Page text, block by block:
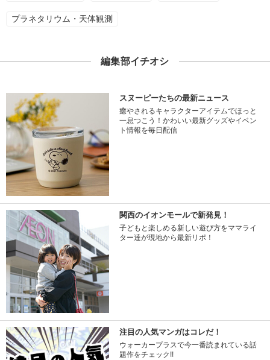
プラネタリウム・天体観測
編集部イチオシ
スヌーピーたちの最新ニュース
癒やされるキャラクターアイテムでほっと
一息つこう！かわいい最新グッズやイベン
ト情報を毎日配信
関西のイオンモールで新発見！
子どもと楽しめる新しい遊び方をママライ
ター達が現地から最新リポ！
注目の人気マンガはコレだ！
ウォーカープラスで今一番読まれている話
題作をチェック!!